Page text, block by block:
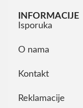
INFORMACIJE
Isporuka
O nama
Kontakt
Reklamacije